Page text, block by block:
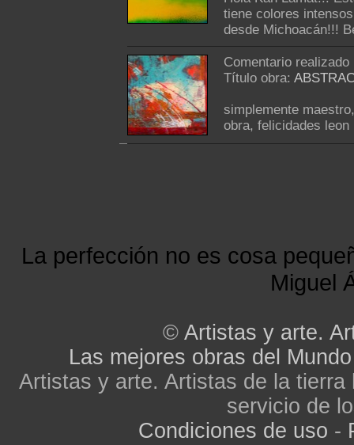
tiene colores
desde Michoacán!!!
Comentario
Título obra:
simplemente
obra, felicidades leon
La perfección no es cosa
Miguel
© Artistas y arte.
Las mejores obras del Mundo
Artistas y arte. Artistas de la
servicio de
Condiciones de uso -